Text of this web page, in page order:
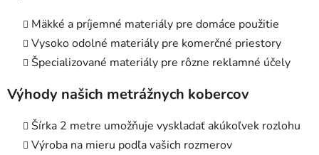
Mäkké a príjemné materiály pre domáce použitie
Vysoko odolné materiály pre komerčné priestory
Špecializované materiály pre rôzne reklamné účely
Výhody našich metrážnych kobercov
Šírka 2 metre umožňuje vyskladať akúkoľvek rozlohu
Výroba na mieru podľa vašich rozmerov